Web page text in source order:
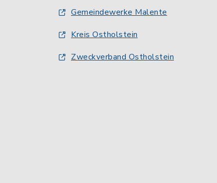
Gemeindewerke Malente
Kreis Ostholstein
Zweckverband Ostholstein